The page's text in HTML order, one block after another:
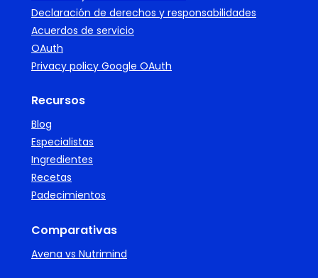
Declaración de derechos y responsabilidades
Acuerdos de servicio
OAuth
Privacy policy Google OAuth
Recursos
Blog
Especialistas
Ingredientes
Recetas
Padecimientos
Comparativas
Avena vs Nutrimind